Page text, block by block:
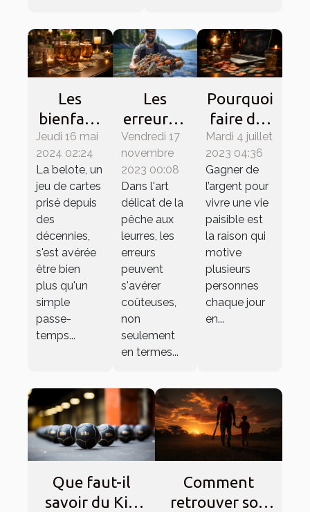
Les
bienfaits
de la
belote
sur la
santé
mentale
et le
bien-être
social
Jeudi 16 mai
2024 02:24
La belote, un
jeu de cartes
prisé depuis
des
décennies,
s'est avérée
être bien
plus qu'un
simple
passe-
temps...
Les
erreurs à
éviter en
pêche
aux
leurres
Vendredi 17
novembre
2023 00:08
Dans l'art
délicat de la
pêche aux
leurres, les
erreurs
peuvent
s'avérer
coûteuses,
non
seulement
en termes...
Pourquoi
faire des
paris
sportifs
en ligne ?
Mardi 4 juillet
2023 04:36
Gagner de
l’argent pour
vivre une vie
paisible est
la raison qui
motive
plusieurs
personnes
chaque jour
en...
Que faut-il
savoir du Kin
Comment
retrouver son